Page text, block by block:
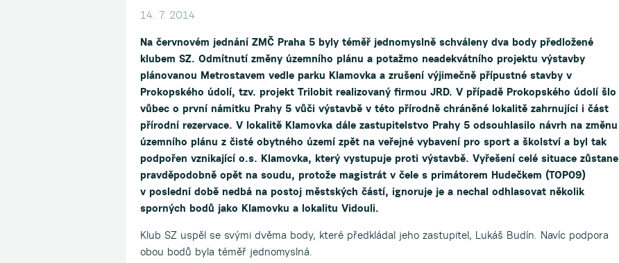
14. 7. 2014
Na červnovém jednání ZMČ Praha 5 byly téměř jednomyslně schváleny dva body předložené
klubem SZ. Odmítnutí změny územního plánu a potažmo neadekvátního projektu výstavby
plánovanou Metrostavem vedle parku Klamovka a zrušení výjimečně přípustné stavby v
Prokopského údolí, tzv. projekt Trilobit realizovaný firmou JRD. V případě Prokopského údolí šlo
vůbec o první námitku Prahy 5 vůči výstavbě v této přírodně chráněné lokalitě zahrnující i část
přírodní rezervace. V lokalitě Klamovka dále zastupitelstvo Prahy 5 odsouhlasilo návrh na změnu
územního plánu z čisté obytného území zpět na veřejné vybavení pro sport a školství a byl tak
podpořen vznikající o.s. Klamovka, který vystupuje proti výstavbě. Vyřešení celé situace zůstane
pravděpodobně opět na soudu, protože magistrát v čele s primátorem Hudečkem (TOP09)
v poslední době nedbá na postoj městských částí, ignoruje je a nechal odhlasovat několik
sporných bodů jako Klamovku a lokalitu Vidouli.
Klub SZ uspěl se svými dvěma body, které předkládal jeho zastupitel, Lukáš Budín. Navíc podpora
obou bodů byla téměř jednomyslná.